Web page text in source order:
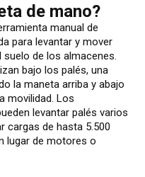
de mano?
manual de
para levantar y mover
de los almacenes.
bajo los palés, una
la maneta arriba y abajo
movilidad. Los
levantar palés varios
cargas de hasta 5.500
lugar de motores o